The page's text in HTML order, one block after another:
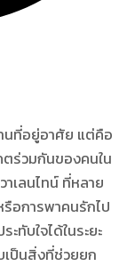
นที่อยู่อาศัย แต่คือ
ร่วมกันของคนใน
าเลนไทน์ ที่หลาย
อการพาคนรักไป
ทับใจได้ในระยะ
ป็นสิ่งที่ช่วยยก